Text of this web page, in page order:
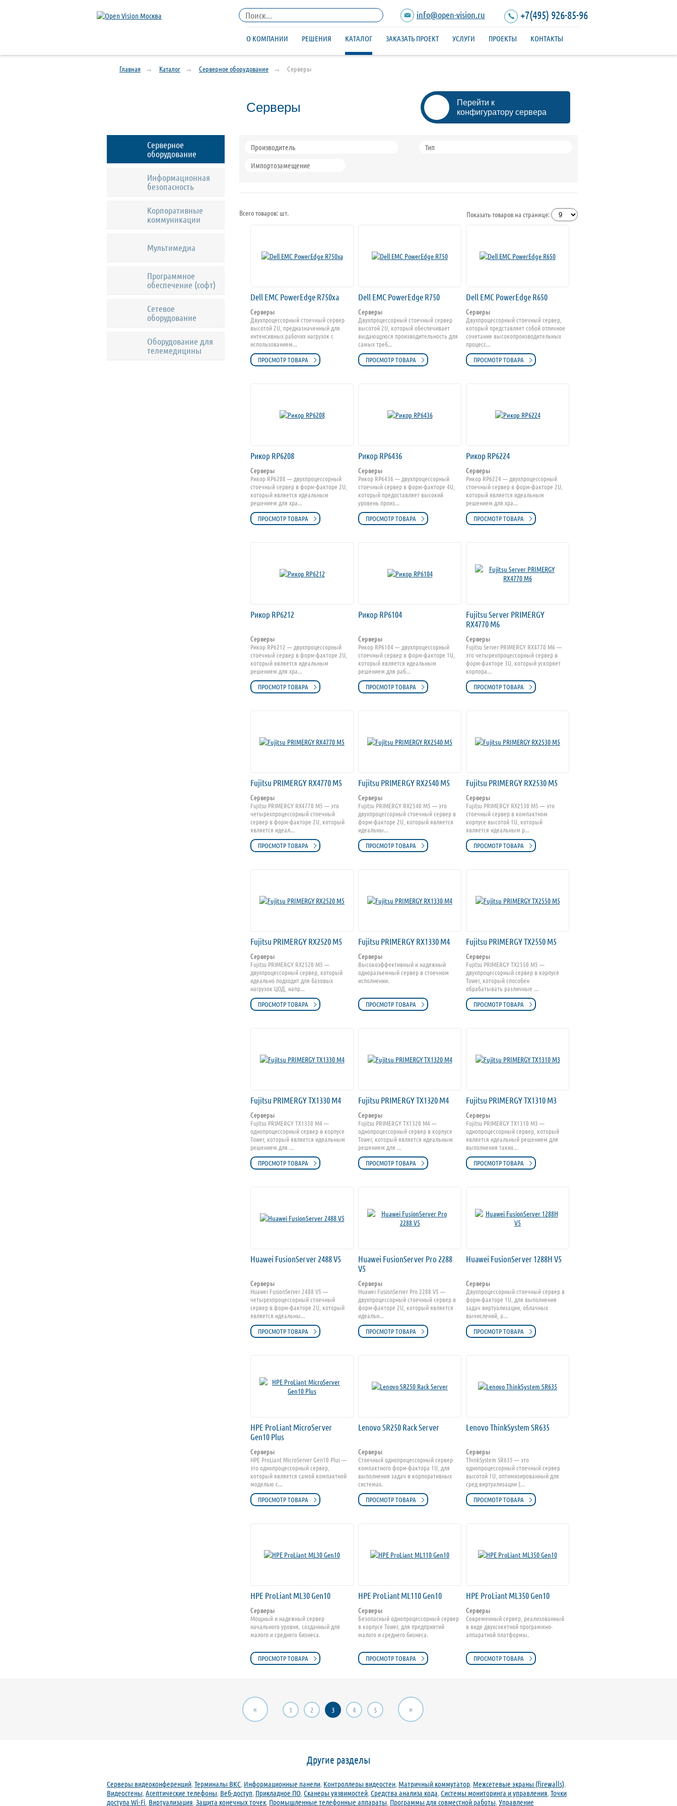
+7(495) 926-85-96
info@open-vision.ru
О КОМПАНИИ РЕШЕНИЯ КАТАЛОГ ЗАКАЗАТЬ ПРОЕКТ УСЛУГИ ПРОЕКТЫ КОНТАКТЫ
Главная Каталог Серверное оборудование Серверы
Серверы
Перейти к
конфигуратору сервера
Серверное
оборудование
Информационная
безопасность
Корпоративные
коммуникации
Мультимедиа
Программное
обеспечение (софт)
Сетевое
оборудование
Оборудование для
телемедицины
Производитель
Тип
Импортозамещение
Всего товаров: шт. Показать товаров на странице:
Dell EMC PowerEdge R750xa
Серверы
Двухпроцессорный стоечный сервер
высотой 2U, предназначенный для
интенсивных рабочих нагрузок с
использованием...
ПРОСМОТР ТОВАРА
Dell EMC PowerEdge R750
Серверы
Двухпроцессорный стоечный сервер
высотой 2U, который обеспечивает
выдающуюся производительность для
самых треб...
ПРОСМОТР ТОВАРА
Dell EMC PowerEdge R650
Серверы
Двухпроцессорный стоечный сервер,
который представляет собой отличное
сочетание высокопроизводительных
процесс...
ПРОСМОТР ТОВАРА
Рикор RP6208
Серверы
Рикор RP6208 — двухпроцессорный
стоечный сервер в форм-факторе 2U,
который является идеальным
решением для хра...
ПРОСМОТР ТОВАРА
Рикор RP6436
Серверы
Рикор RP6436 — двухпроцессорный
стоечный сервер в форм-факторе 4U,
который предоставляет высокий
уровень произ...
ПРОСМОТР ТОВАРА
Рикор RP6224
Серверы
Рикор RP6224 — двухпроцессорный
стоечный сервер в форм-факторе 2U,
который является идеальным
решением для хра...
ПРОСМОТР ТОВАРА
Рикор RP6212
Серверы
Рикор RP6212 — двухпроцессорный
стоечный сервер в форм-факторе 2U,
который является идеальным
решением для хра...
ПРОСМОТР ТОВАРА
Рикор RP6104
Серверы
Рикор RP6104 — двухпроцессорный
стоечный сервер в форм-факторе 1U,
который является идеальным
решением для раб...
ПРОСМОТР ТОВАРА
Fujitsu Server PRIMERGY
RX4770 M6
Серверы
Fujitsu Server PRIMERGY RX4770 M6 —
это четырехпроцессорный сервер в
форм-факторе 3U, который ускоряет
корпора...
ПРОСМОТР ТОВАРА
Fujitsu PRIMERGY RX4770 M5
Серверы
Fujitsu PRIMERGY RX4770 M5 — это
четырехпроцессорный стоечный
сервер в форм-факторе 2U, который
является идеал...
ПРОСМОТР ТОВАРА
Fujitsu PRIMERGY RX2540 M5
Серверы
Fujitsu PRIMERGY RX2540 M5 — это
двухпроцессорный стоечный сервер в
форм-факторе 2U, который является
идеальны...
ПРОСМОТР ТОВАРА
Fujitsu PRIMERGY RX2530 M5
Серверы
Fujitsu PRIMERGY RX2530 M5 — это
стоечный сервер в компактном
корпусе высотой 1U, который
является идеальным р...
ПРОСМОТР ТОВАРА
Fujitsu PRIMERGY RX2520 M5
Серверы
Fujitsu PRIMERGY RX2520 M5 —
двухпроцессорный сервер, который
идеально подходит для базовых
нагрузок ЦОД, напр...
ПРОСМОТР ТОВАРА
Fujitsu PRIMERGY RX1330 M4
Серверы
Высокоэффективный и надежный
одноразъемный сервер в стоечном
исполнении.
ПРОСМОТР ТОВАРА
Fujitsu PRIMERGY TX2550 M5
Серверы
Fujitsu PRIMERGY TX2550 M5 —
двухпроцессорный сервер в корпусе
Tower, который способен
обрабатывать различные ...
ПРОСМОТР ТОВАРА
Fujitsu PRIMERGY TX1330 M4
Серверы
Fujitsu PRIMERGY TX1330 M4 —
однопроцессорный сервер в корпусе
Tower, который является идеальным
решением для ...
ПРОСМОТР ТОВАРА
Fujitsu PRIMERGY TX1320 M4
Серверы
Fujitsu PRIMERGY TX1320 M4 —
однопроцессорный сервер в корпусе
Tower, который является идеальным
решением для ...
ПРОСМОТР ТОВАРА
Fujitsu PRIMERGY TX1310 M3
Серверы
Fujitsu PRIMERGY TX1310 M3 —
однопроцессорный сервер, который
является идеальный решением для
выполнения таких...
ПРОСМОТР ТОВАРА
Huawei FusionServer 2488 V5
Серверы
Huawei FusionServer 2488 V5 —
четырехпроцессорный стоечный
сервер в форм-факторе 2U, который
является идеальны...
ПРОСМОТР ТОВАРА
Huawei FusionServer Pro 2288
V5
Серверы
Huawei FusionServer Pro 2288 V5 —
двухпроцессорный стоечный сервер в
форм-факторе 2U, который является
идеальн...
ПРОСМОТР ТОВАРА
Huawei FusionServer 1288H V5
Серверы
Двухпроцессорный стоечный сервер в
форм-факторе 1U, для выполнения
задач виртуализации, облачных
вычислений, а...
ПРОСМОТР ТОВАРА
HPE ProLiant MicroServer
Gen10 Plus
Серверы
HPE ProLiant MicroServer Gen10 Plus —
это однопроцессорный сервер,
который является самой компактной
моделью с...
ПРОСМОТР ТОВАРА
Lenovo SR250 Rack Server
Серверы
Стоечный однопроцессорный сервер
компактного форм-фактора 1U, для
выполнения задач в корпоративных
системах.
ПРОСМОТР ТОВАРА
Lenovo ThinkSystem SR635
Серверы
ThinkSystem SR635 — это
однопроцессорный стоечный сервер
высотой 1U, оптимизированный для
сред виртуализации (...
ПРОСМОТР ТОВАРА
HPE ProLiant ML30 Gen10
Серверы
Мощный и надежный сервер
начального уровня, созданный для
малого и среднего бизнеса.
ПРОСМОТР ТОВАРА
HPE ProLiant ML110 Gen10
Серверы
Безопасный однопроцессорный сервер
в корпусе Tower, для предприятий
малого и среднего бизнеса.
ПРОСМОТР ТОВАРА
HPE ProLiant ML350 Gen10
Серверы
Современный сервер, реализованный
в виде двухсокетной программно-
аппаратной платформы.
ПРОСМОТР ТОВАРА
« 1 2 3 4 5 »
Другие разделы
Серверы видеоконференций,Терминалы ВКС, Информационные панели, Контроллеры видеостен, Матричный коммутатор, Межсетевые экраны (firewalls),
Видеостены,Асептические телефоны, Веб-доступ, Прикладное ПО,Сканеры уязвимостей,Средства анализа кода,Системы мониторинга и управления,Точки
доступа Wi-Fi, Виртуализация,Защита конечных точек, Промышленные телефонные аппараты, Программы для совместной работы,Управление